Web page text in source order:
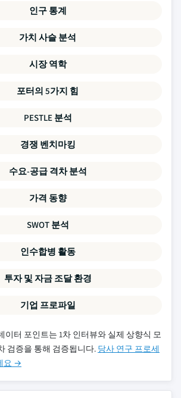
인구 통계
가치 사슬 분석
시장 역학
포터의 5가지 힘
PESTLE 분석
경쟁 벤치마킹
수요-공급 격차 분석
가격 동향
SWOT 분석
인수합병 활동
투자 및 자금 조달 환경
기업 프로파일
이터 포인트는 1차 인터뷰와 실제 상향식 모
검증을 통해 검증됩니다. 당사 연구 프로세
요 →